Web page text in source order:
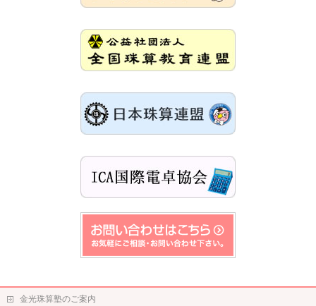
金光珠算塾のご案内